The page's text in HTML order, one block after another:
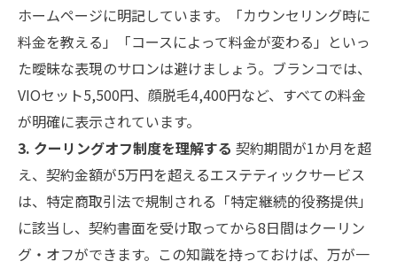
ホームページに明記しています。「カウンセリング時に
料金を教える」「コースによって料金が変わる」といっ
た曖昧な表現のサロンは避けましょう。ブランコでは、
VIOセット5,500円、顔脱毛4,400円など、すべての料金
が明確に表示されています。
3. クーリングオフ制度を理解する 契約期間が1か月を超
え、契約金額が5万円を超えるエステティックサービス
は、特定商取引法で規制される「特定継続的役務提供」
に該当し、契約書面を受け取ってから8日間はクーリン
グ・オフができます。この知識を持っておけば、万が一